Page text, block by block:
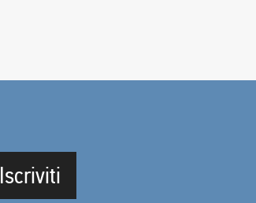
Iscriviti